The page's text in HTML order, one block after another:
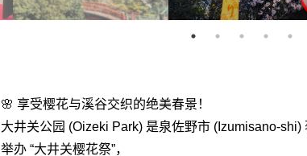
🌸 享受樱花与溪谷交织的绝美春景！
大井关公园 (Oizeki Park) 是泉佐野市 (Izumisano-
举办 “大井关樱花祭”，